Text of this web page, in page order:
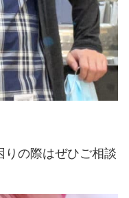
りの際はぜひご相談